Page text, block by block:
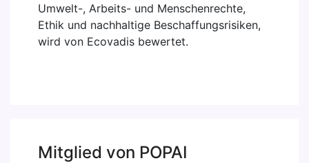
Umwelt-, Arbeits- und Menschenrechte,
Ethik und nachhaltige Beschaffungsrisiken,
wird von Ecovadis bewertet.
Mitglied von POPAI